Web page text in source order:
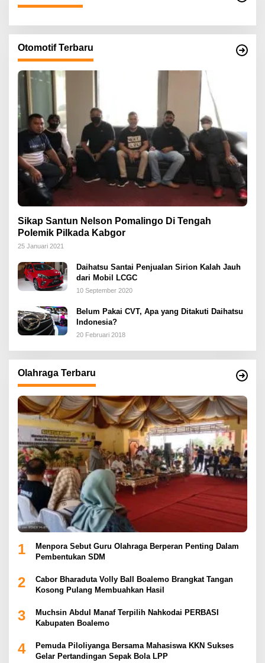
Otomotif Terbaru
Sikap Santun Nelson Pomalingo Di Tengah
Polemik Pilkada Kabgor
25 Januari 2021
Daihatsu Santai Penjualan Sirion Kalah Jauh
dari Mobil LCGC
10 September 2020
Belum Pakai CVT, Apa yang Ditakuti Daihatsu
Indonesia?
20 Februari 2018
Olahraga Terbaru
1
Menpora Sebut Guru Olahraga Berperan Penting Dalam
Pembentukan SDM
2
Cabor Bharaduta Volly Ball Boalemo Brangkat Tangan
Kosong Pulang Membuahkan Hasil
3
Muchsin Abdul Manaf Terpilih Nahkodai PERBASI
Kabupaten Boalemo
4
Pemuda Piloliyanga Bersama Mahasiswa KKN Sukses
Gelar Pertandingan Sepak Bola LPP